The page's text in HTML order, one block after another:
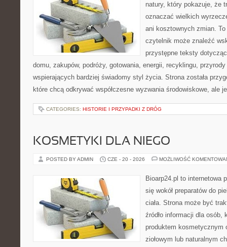
natury, który pokazuje, że
oznaczać wielkich
ani kosztownych zmian.
czytelnik może znaleźć
przystępne teksty
domu, zakupów, podróży, gotowania, energii, recyklingu,
wspierających bardziej świadomy styl życia. Strona została
które chcą odkrywać współczesne wyzwania środowiskowe, ale
CATEGORIES: HISTORIE I PRZYPADKI Z DRÓG
KOSMETYKI DLA NIEGO
POSTED BY ADMIN CZE - 20 - 2026 MOŻLIWOŚĆ
Bioarp24.pl to internetowa
się wokół preparatów do
ciała. Strona może być
źródło informacji dla osób,
produktem kosmetycznym
ziołowym lub naturalnym